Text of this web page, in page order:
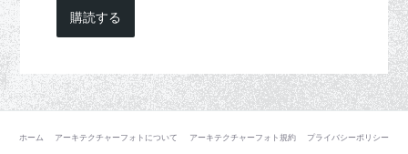
購読する
ホーム アーキテクチャーフォトについて アーキテクチャーフォト規約 プライバシーポリシー